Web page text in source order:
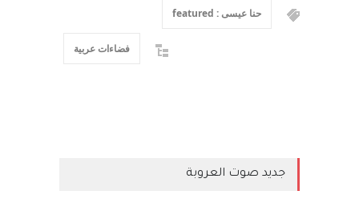
حنا عيسى : featured
فضاءات عربية
جديد صوت العروبة